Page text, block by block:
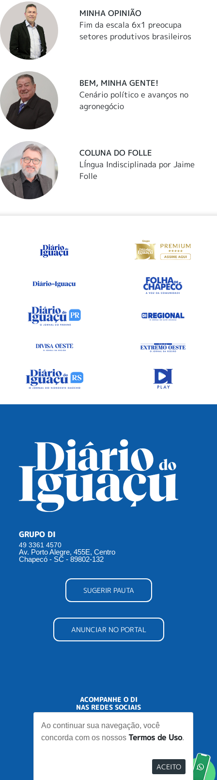
Ao continuar sua navegação, você
concorda com os nossos Termos de Uso.
ACEITO
MINHA OPINIÃO
Fim da escala 6x1 preocupa
setores produtivos brasileiros
BEM, MINHA GENTE!
Cenário político e avanços no
agronegócio
COLUNA DO FOLLE
LÍngua Indisciplinada por Jaime
Folle
GRUPO DI
49 3361 4570
Av. Porto Alegre, 455E, Centro
Chapecó - SC - 89802-132
SUGERIR PAUTA
ANUNCIAR NO PORTAL
ACOMPANHE O DI
NAS REDES SOCIAIS